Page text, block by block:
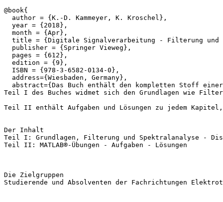
@book{
  author = {K.-D. Kammeyer, K. Kroschel},
  year = {2018},
  month = {Apr},
title = {Digitale Signalverarbeitung - Filterung
  publisher = {Springer Vieweg},
  pages = {612},
  edition = {9},
  ISBN = {978-3-6582-0134-0},
  address={Wiesbaden, Germany},
abstract={Das Buch enthält den kompletten Stoff
Teil I des Buches widmet sich den Grundlagen wie
Teil II enthält Aufgaben und Lösungen zu jedem
Der Inhalt
Teil I: Grundlagen, Filterung und Spektralanalyse -
Teil II: MATLAB®-Übungen - Aufgaben - Lösungen
Die Zielgruppen
Studierende und Absolventen der Fachrichtungen